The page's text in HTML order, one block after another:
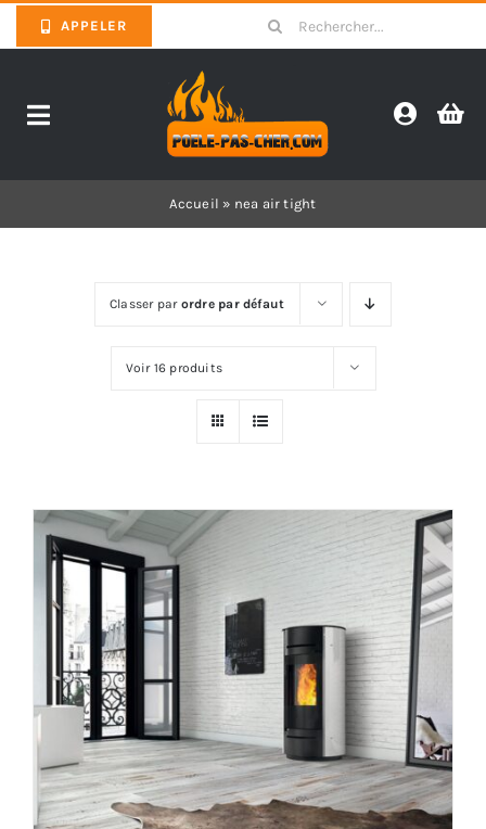
to
APPELER
Search
for:
Toggle
Foyers
Cuisinières
Accueil » nea air tight
Classer par ordre par défaut
Voir 16 produits